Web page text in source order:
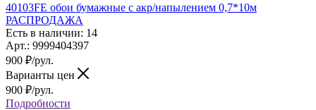
40103FE обои бумажные с акр/напылением 0,7*10м
РАСПРОДАЖА
Есть в наличии: 14
Арт.: 9999404397
900 ₽/рул.
Варианты цен
900 ₽/рул.
Подробности